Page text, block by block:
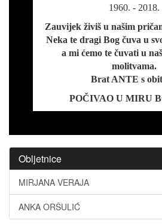
1960. - 2018.
Zauvijek živiš u našim
Neka te dragi Bog čuva u
a mi ćemo te čuvati u
molitvama.
Brat ANTE s
POČIVAO U MIRU
Obljetnice
MIRJANA VERAJA
ANKA ORŠULIĆ